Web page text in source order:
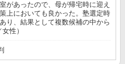
があったので、母が帰宅時に迎え
上においても良かった。塾選定時
り、結果として複数候補の中から
性）